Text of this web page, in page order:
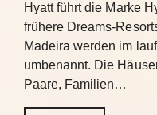
Hyatt führt die Marke
frühere Dreams-
Madeira werden im
umbenannt. Die
Paare, Familien…